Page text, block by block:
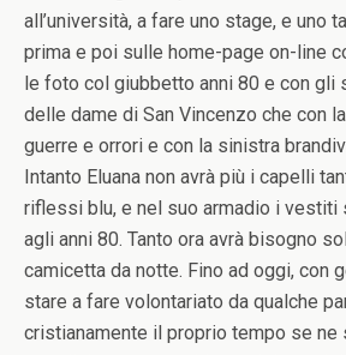
all’università, a fare uno stage, e uno
prima e poi sulle home-page on-line
le foto col giubbetto anni 80 e con gli
delle dame di San Vincenzo che con
guerre e orrori e con la sinistra
Intanto Eluana non avrà più i capelli
riflessi blu, e nel suo armadio i vestiti
agli anni 80. Tanto ora avrà bisogno
camicetta da notte. Fino ad oggi, con
stare a fare volontariato da qualche
cristianamente il proprio tempo se ne